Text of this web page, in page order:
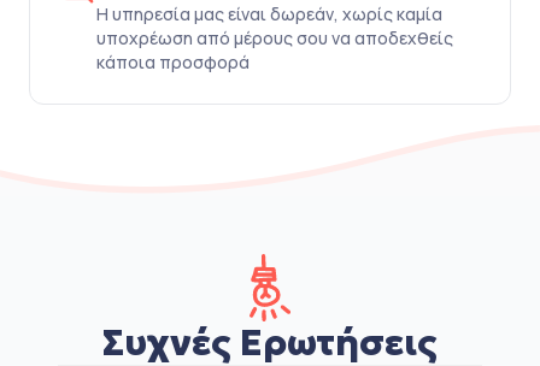
Η υπηρεσία μας είναι δωρεάν, χωρίς καμία
υποχρέωση από μέρους σου να αποδεχθείς
κάποια προσφορά
Συχνές Ερωτήσεις